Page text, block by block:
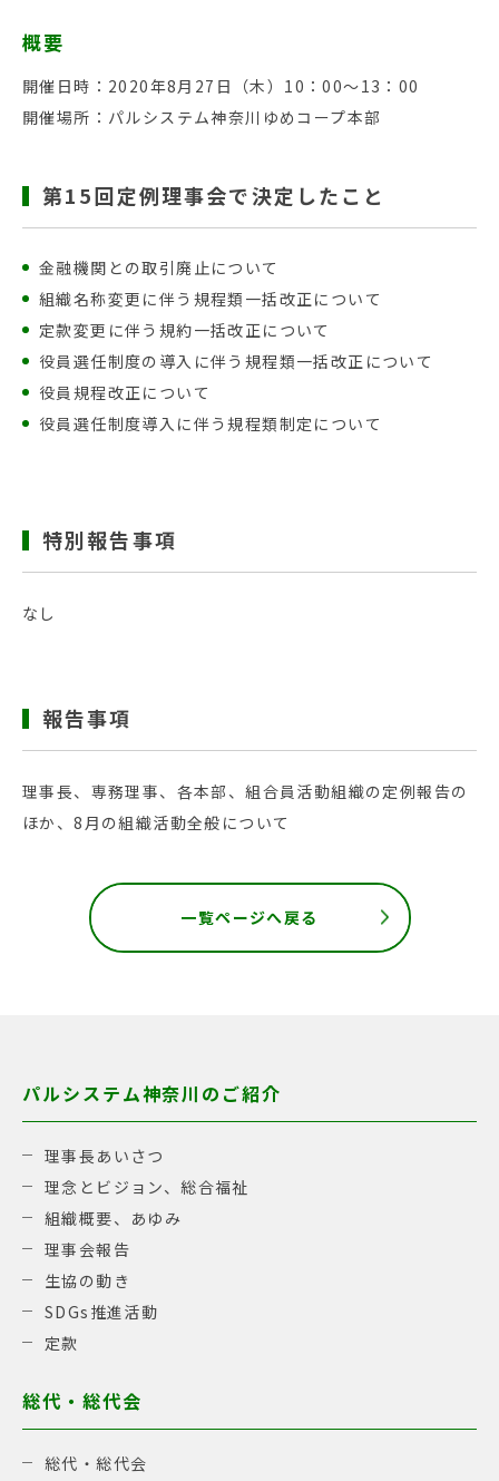
概要
開催日時：2020年8月27日（木）10：00～13：00
開催場所：パルシステム神奈川ゆめコープ本部
第15回定例理事会で決定したこと
金融機関との取引廃止について
組織名称変更に伴う規程類一括改正について
定款変更に伴う規約一括改正について
役員選任制度の導入に伴う規程類一括改正について
役員規程改正について
役員選任制度導入に伴う規程類制定について
特別報告事項
なし
報告事項
理事長、専務理事、各本部、組合員活動組織の定例報告の
ほか、8月の組織活動全般について
一覧ページへ戻る
パルシステム神奈川のご紹介
理事長あいさつ
理念とビジョン、総合福祉
組織概要、あゆみ
理事会報告
生協の動き
SDGs推進活動
定款
総代・総代会
総代・総代会